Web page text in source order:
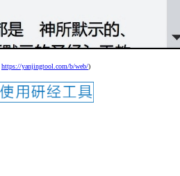
https://yanjingtool.com/b/web/)